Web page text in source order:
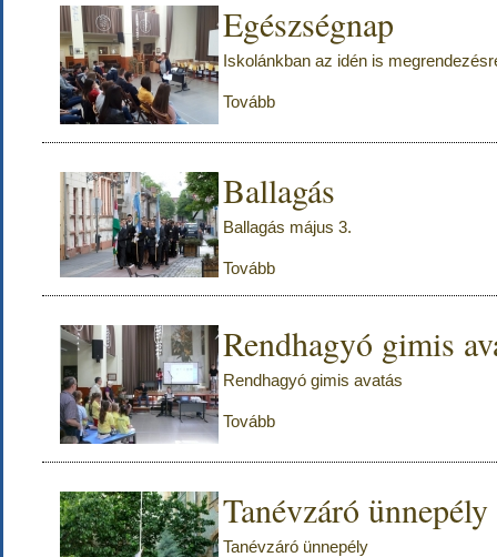
Egészségnap
Iskolánkban az idén is
Tovább
Ballagás
Ballagás május 3.
Tovább
Rendhagyó gimis
Rendhagyó gimis avatás
Tovább
Tanévzáró ünnepély
Tanévzáró ünnepély